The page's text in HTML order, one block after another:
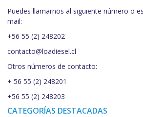
Puedes llamarnos al siguiente número o
mail:
+56 55 (2) 248202
contacto@loadiesel.cl
Otros números de contacto:
+ 56 55 (2) 248201
+56 55 (2) 248203
CATEGORÍAS DESTACADAS